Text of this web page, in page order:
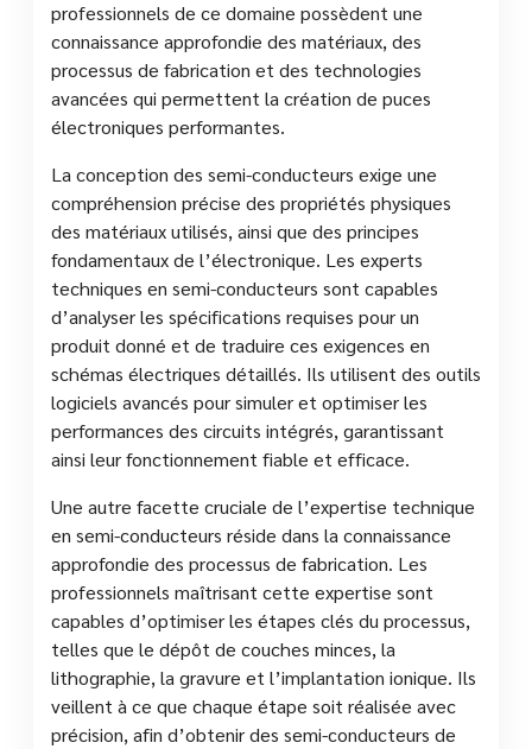
professionnels de ce domaine possèdent une
connaissance approfondie des matériaux, des
processus de fabrication et des technologies
avancées qui permettent la création de puces
électroniques performantes.
La conception des semi-conducteurs exige une
compréhension précise des propriétés physiques
des matériaux utilisés, ainsi que des principes
fondamentaux de l’électronique. Les experts
techniques en semi-conducteurs sont capables
d’analyser les spécifications requises pour un
produit donné et de traduire ces exigences en
schémas électriques détaillés. Ils utilisent des outils
logiciels avancés pour simuler et optimiser les
performances des circuits intégrés, garantissant
ainsi leur fonctionnement fiable et efficace.
Une autre facette cruciale de l’expertise technique
en semi-conducteurs réside dans la connaissance
approfondie des processus de fabrication. Les
professionnels maîtrisant cette expertise sont
capables d’optimiser les étapes clés du processus,
telles que le dépôt de couches minces, la
lithographie, la gravure et l’implantation ionique. Ils
veillent à ce que chaque étape soit réalisée avec
précision, afin d’obtenir des semi-conducteurs de